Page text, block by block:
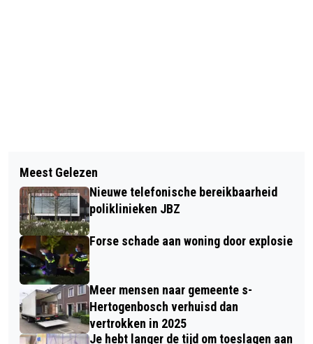
EXPERTS DELEN TIPS OM JE GAZON
TE BESCHERMEN TEGEN DE
ZOMERHITTE
77 DUIZEND MANNEN VOOR HET
EERST VADER IN 2024
Meest Gelezen
Nieuwe telefonische bereikbaarheid
poliklinieken JBZ
Forse schade aan woning door explosie
Meer mensen naar gemeente s-
Hertogenbosch verhuisd dan
vertrokken in 2025
Je hebt langer de tijd om toeslagen aan